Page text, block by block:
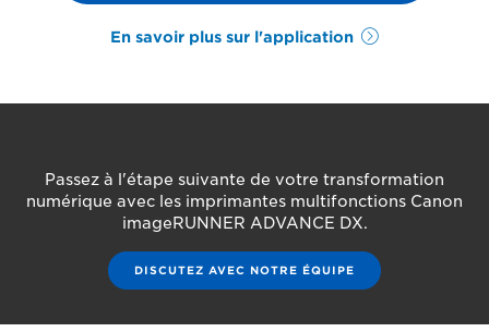
En savoir plus sur l'application
Passez à l'étape suivante de votre transformation
numérique avec les imprimantes multifonctions Canon
imageRUNNER ADVANCE DX.
DISCUTEZ AVEC NOTRE ÉQUIPE